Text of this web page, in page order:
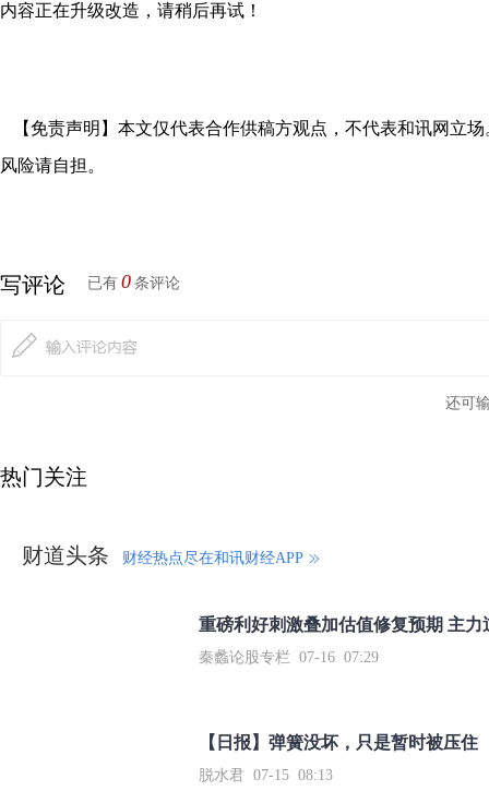
内容正在升级改造，请稍后再试！
【免责声明】本文仅代表合作供稿方观点，不代表和讯网立
风险请自担。
写评论 已有 0 条评论
还可
热门关注
财道头条 财经热点尽在和讯财经APP
秦蠡论股专栏 07-16 07:29
【日报】弹簧没坏，只是暂时被压住
脱水君 07-15 08:13